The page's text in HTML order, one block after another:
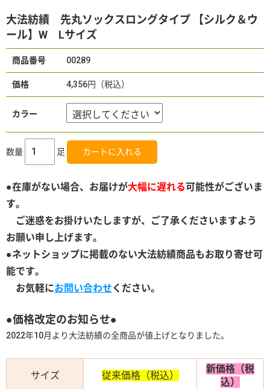
大法紡績 先丸ソックスロングタイプ 【シルク＆ウ
ール】W Lサイズ
商品番号 00289
価格 4,356円（税込）
カラー
数量 足
●在庫がない場合、お届けが大幅に遅れる可能性がございま
す。
ご迷惑をお掛けいたしますが、ご了承くださいますよう
お願い申し上げます。
●ネットショップに掲載のない大法紡績商品もお取り寄せ可
能です。
お気軽にお問い合わせ ください。
●価格改定のお知らせ●
2022年10月より大法紡績の全商品が値上げとなりました。
サイズ 従来価格（税込）
新価格（税
込）